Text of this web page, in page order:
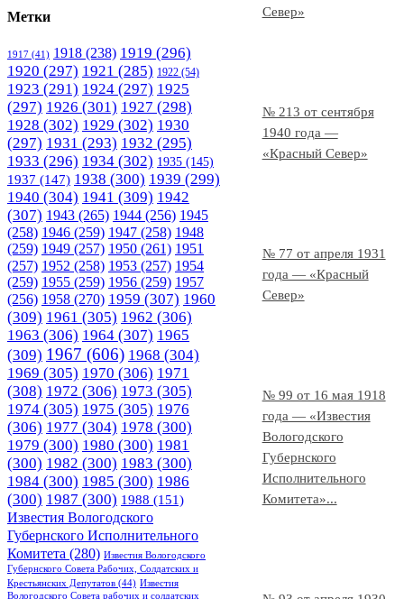
Север»
№ 213 от сентября
1940 года —
«Красный Север»
№ 77 от апреля 1931
года — «Красный
Север»
№ 99 от 16 мая 1918
года — «Известия
Вологодского
Губернского
Исполнительного
Комитета»...
Метки
1917 (41) 1918 (238) 1919 (296)
1920 (297) 1921 (285) 1922 (54)
1923 (291) 1924 (297) 1925
(297) 1926 (301) 1927 (298)
1928 (302) 1929 (302) 1930
(297) 1931 (293) 1932 (295)
1933 (296) 1934 (302) 1935 (145)
1937 (147) 1938 (300) 1939 (299)
1940 (304) 1941 (309) 1942
(307) 1943 (265) 1944 (256) 1945
(258) 1946 (259) 1947 (258) 1948
(259) 1949 (257) 1950 (261) 1951
(257) 1952 (258) 1953 (257) 1954
(259) 1955 (259) 1956 (259) 1957
(256) 1958 (270) 1959 (307) 1960
(309) 1961 (305) 1962 (306)
1963 (306) 1964 (307) 1965
(309) 1967 (606) 1968 (304)
1969 (305) 1970 (306) 1971
(308) 1972 (306) 1973 (305)
1974 (305) 1975 (305) 1976
(306) 1977 (304) 1978 (300)
1979 (300) 1980 (300) 1981
(300) 1982 (300) 1983 (300)
1984 (300) 1985 (300) 1986
(300) 1987 (300) 1988 (151)
Известия Вологодского
Губернского Исполнительного
Комитета (280) Известия Вологодского
Губернского Совета Рабочих, Солдатских и
Крестьянских Депутатов (44) Известия
Вологодского Совета рабочих и солдатских